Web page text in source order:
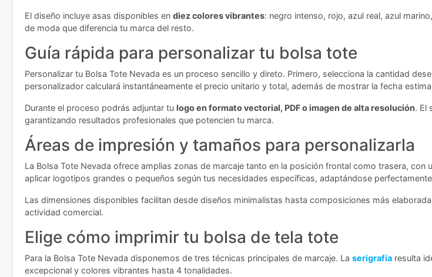
El diseño incluye asas disponibles en diez colores vibrantes: negro intenso, rojo, azul real, azul
de moda que diferencia tu marca del resto.
Guía rápida para personalizar tu bolsa tote
Personalizar tu Bolsa Tote Nevada es un proceso sencillo y direto. Primero, selecciona la cantidad
personalizador calculará instantáneamente el precio unitario y total, además de mostrar la fecha
Durante el proceso podrás adjuntar tu logo en formato vectorial, PDF o imagen de alta resolución. El
garantizando resultados profesionales que potencien tu marca.
Áreas de impresión y tamaños para personalizarla
La Bolsa Tote Nevada ofrece amplias zonas de marcaje tanto en la posición frontal como trasera, con
aplicar logotipos grandes o pequeños según tus necesidades específicas, adaptándose
Las dimensiones disponibles facilitan desde diseños minimalistas hasta composiciones más
actividad comercial.
Elige cómo imprimir tu bolsa de tela tote
Para la Bolsa Tote Nevada disponemos de tres técnicas principales de marcaje. La serigrafía resulta
excepcional y colores vibrantes hasta 4 tonalidades.